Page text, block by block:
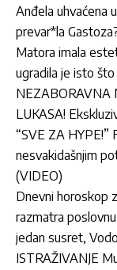
Anđela uhvaćena
prevar*la
Matora imala
ugradila je isto
NEZABORAVNA
LUKASA!
“SVE ZA HYPE!”
nesvakidašnjim
(VIDEO)
Dnevni horoskop
razmatra
jedan susret,
ISTRAŽIVANJE